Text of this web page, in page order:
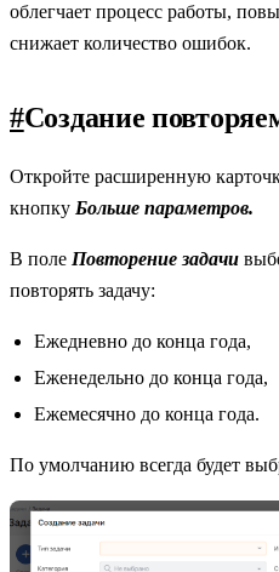
облегчает процесс работы,
снижает количество ошибок.
#Создание
Откройте расширенную
кнопку Больше параметров.
В поле Повторение задачи
повторять задачу:
Ежедневно до конца года,
Еженедельно до конца года,
Ежемесячно до конца года.
По умолчанию всегда будет